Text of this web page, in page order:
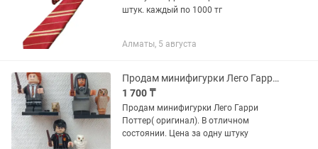
штук. каждый по 1000 тг
Алматы, 5 августа
Продам минифигурки Лего Гарри Поттер(оригинал)
1 700 ₸
Продам минифигурки Лего Гарри
Поттер( оригинал). В отличном
состоянии. Цена за одну штуку